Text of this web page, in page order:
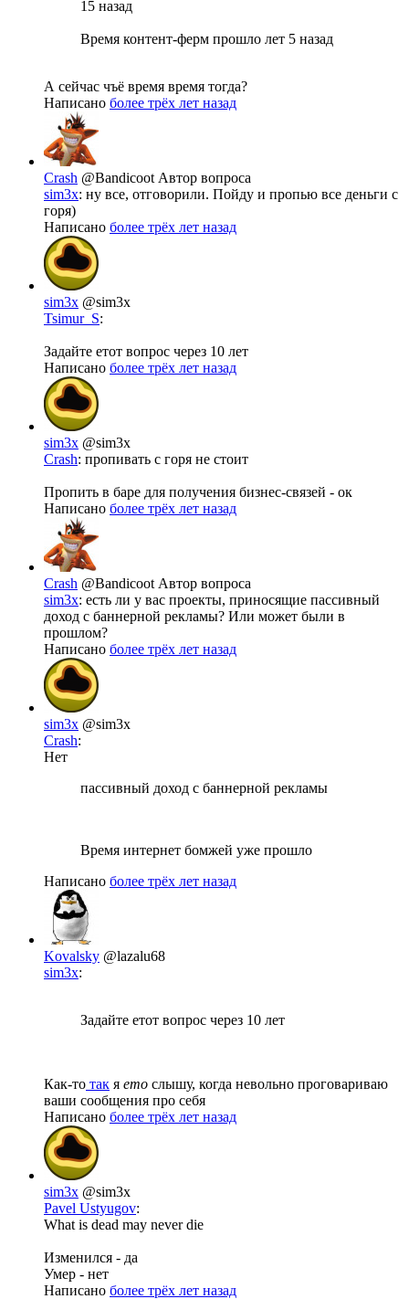
15 назад
Время контент-ферм прошло лет 5 назад
А сейчас чъё время время тогда?
Написано более трёх лет назад
Crash @Bandicoot Автор вопроса
sim3x: ну все, отговорили. Пойду и пропью все деньги с
горя)
Написано более трёх лет назад
sim3x @sim3x
Tsimur_S:
Задайте етот вопрос через 10 лет
Написано более трёх лет назад
sim3x @sim3x
Crash: пропивать с горя не стоит
Пропить в баре для получения бизнес-связей - ок
Написано более трёх лет назад
Crash @Bandicoot Автор вопроса
sim3x: есть ли у вас проекты, приносящие пассивный
доход с баннерной рекламы? Или может были в
прошлом?
Написано более трёх лет назад
sim3x @sim3x
Crash:
Нет
пассивный доход с баннерной рекламы
Время интернет бомжей уже прошло
Написано более трёх лет назад
Kovalsky @lazalu68
sim3x:
Задайте етот вопрос через 10 лет
Как-то так я ето слышу, когда невольно проговариваю
ваши сообщения про себя
Написано более трёх лет назад
sim3x @sim3x
Pavel Ustyugov:
What is dead may never die
Изменился - да
Умер - нет
Написано более трёх лет назад